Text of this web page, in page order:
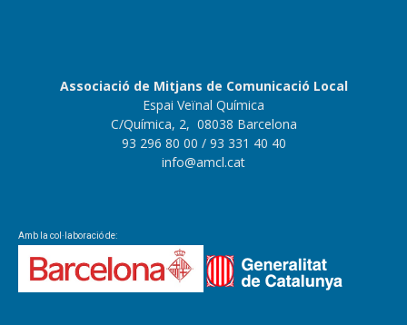
Associació de Mitjans de Comunicació Local
Espai Veïnal Química
C/Química, 2, 08038 Barcelona
93 296 80 00 / 93 331 40 40
info@amcl.cat
Amb la col·laboració de: